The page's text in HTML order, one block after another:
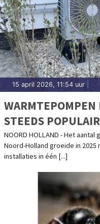
15 april 2026, 11:54 uur
STEEDS
2025
NOORD HOLLAND - Het
Noord-Holland groeide in
installaties in één [...]